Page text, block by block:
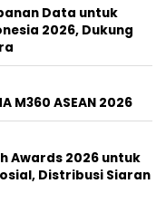
Data untuk
2026, Dukung
M360 ASEAN 2026
Awards 2026 untuk
Distribusi Siaran